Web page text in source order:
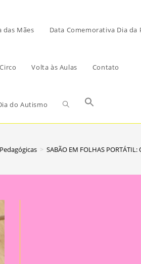
das Mães Data Comemorativa Dia da
Volta às Aulas Contato
do Autismo
> SABÃO EM FOLHAS